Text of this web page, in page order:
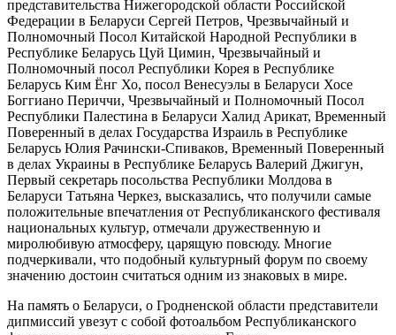
представительства Нижегородской области Российской
Федерации в Беларуси Сергей Петров, Чрезвычайный и
Полномочный Посол Китайской Народной Республики в
Республике Беларусь Цуй Цимин, Чрезвычайный и
Полномочный посол Республики Корея в Республике
Беларусь Ким Ёнг Хо, посол Венесуэлы в Беларуси Хосе
Боггиано Периччи, Чрезвычайный и Полномочный Посол
Республики Палестина в Беларуси Халид Арикат, Временный
Поверенный в делах Государства Израиль в Республике
Беларусь Юлия Рачински-Спиваков, Временный Поверенный
в делах Украины в Республике Беларусь Валерий Джигун,
Первый секретарь посольства Республики Молдова в
Беларуси Татьяна Черкез, высказались, что получили самые
положительные впечатления от Республиканского фестиваля
национальных культур, отмечали дружественную и
миролюбивую атмосферу, царящую повсюду. Многие
подчеркивали, что подобный культурный форум по своему
значению достоин считаться одним из знаковых в мире.
На память о Беларуси, о Гродненской области представители
дипмиссий увезут с собой фотоальбом Республиканского